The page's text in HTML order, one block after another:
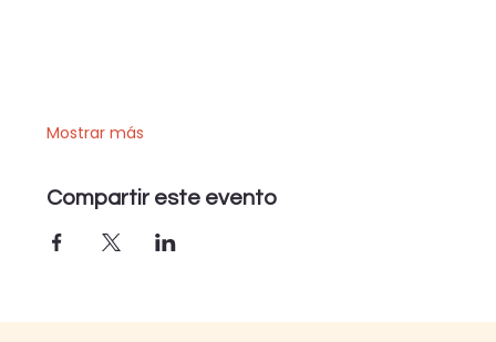
Mostrar más
Compartir este evento